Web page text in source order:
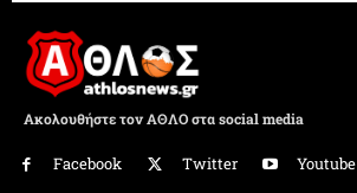
Ακολουθήστε τον ΑΘΛΟ στα social media
Facebook Twitter Youtube